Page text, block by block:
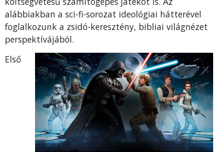
alábbiakban a sci-fi-sorozat ideológiai hátte­rével
foglalkozunk a zsidó-keresztény, bibliai világnézet
perspektívájából.
Első